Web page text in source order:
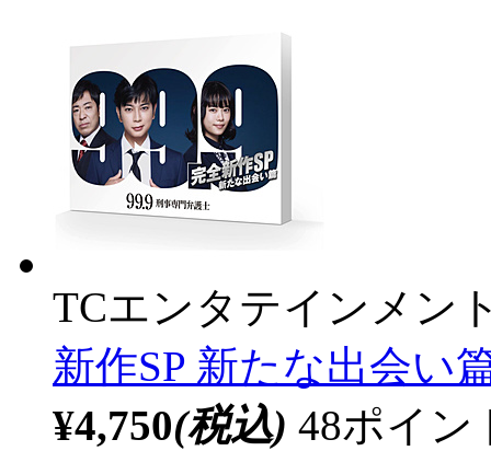
TCエンタテインメン
新作SP 新たな出会い
¥4,750(税込) 48ポイ